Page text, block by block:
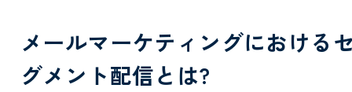
メールマーケティングにおける
グメント配信とは?